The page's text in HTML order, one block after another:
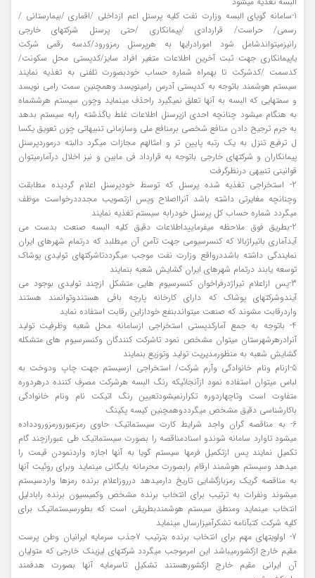
1-سامانه گویای البسه وزارت نفت کلیه پرسنل اعم ازداخلی /اقماری /بیمارستانی /
رسمی/ حراست/ قراردادی /پیمانکاری /حتی پرسنل شرکتهای خارجی
رانیزمیتواندشامل شود امورادرایها به هرپرسنل رمزورود/کدسه رقمی شرکت
یاپیمانکاری جهت ثبت آخرین اطلاعات متغیر افراد سایز/کدپستی محل سکونت/
کدسمت /کدشرکت تا بهمراه شماره حساب خودبصورت تلفنی به تغذیه نمایند
سیستم هوشمند باتوجه به کدپستی آدرس رامینویسد وهمچنین سمت رامی نویسد
و سمتهایی که البسه به آنها تعلق نمیگیرد راحذف مینماید وچون سیستم هرششماه
به هنگام میشود چنانچه احدی ازپرسنل اطلاعات غلط یاگذشته رابه سیستم بدهد
به جرم ترجیح دادن منافع شخصی برمنافع ملی وسازمانی تنبیهاتی چون تعویق یکسا
ل ترفیع تنزل به یک رتبه پایین تر و امثالهم مجازات میگرد دالبته درموردپرسنل
پیمانکاران و شرکتهای خارجی باتوجه به قرارداد فی مابین و نیز اخلال درآمارمیتوان
قوانینی تنبیهی درنظرگرفت
2- استخراجی تغذیه شده پرسنل که توسط خودپرسنل اعلام گردیده مطابقت
وچنانچه مغایرتی داشته باشد آنرااصلاح وپس ازتصویب مجدددرخواست موظف
میگردد شماره حساب کل پرسنل خودرابه سیستم تغذیه نمایند
2-بطریق فوق ملاحظه میفرماییداطلاعات دقیق کلیه البسه صنعت بدست می
آیدآماری باتیراژبالا که کنسرسیومی جهت تآمن آن میطلبد که درتمام شهرهای ایران
نمایندگی داشته باشددرواقع وزارت نفت موجب میگرددتاشرکتهای تولیدی پوشاک
توسعه یابند درتمام شهرهای ایران گشایش شعبه بنمایند
3-پس ازاعلام تیراژدرفراخوان کنسرسیوم هایی متشکل ازچند تولیدی بوجود می
آیندوشرکتهای پوشاک که دارای کارخانه پارچه بافی هستندوتوانمند هستند
واردرقابت مشوند که صنعت میتواندبنفع خودازاین رقابت استفاده نماید
4- باتوجه به جمع آمارکدپستی استخراجی ازسامانه محل شعبه وظرفیت تولید
آنرادرهرشهرستان میتوان مشخص نمود تاشرکت کنندگان وکنسرسیوم های متشکله
گشایش شعبه به منظورمدیریت تولید وتوزیع بنمایند
5-ازنام ونام خانوادگی وآرم شرکت/ استخراجی ازسیستم جهت چاپ ودوخت به
لباس میتوان استفاده نمود ازآنجائیکه رنگ البسه هرشرکت مصرف کننده درهردوره
متفاوت است وتاچهاردوره تکرارنمیشودتعیین رنگ اتیکت نام ونام خانوادگی
باکارشناسی دقیق مشخص میگرددوهمچنین کیسه پکینگ
6- به مناقصه گران واجد شرایط کارت سیستماتیک حاوی رمزعبورورمزورودداده
میشود تاوارد سامانه شوندو اسنادمناقصه را بصورت سیستماتیک طی عبورازچند گام
تکمیل نمایند پس ازتکمیل فرمها سیستم گویا به آنها اجازه واردنمودن قیمت را
میدهد وسیستم هوشمند ارقام رابصورت محرمانه بایگانی مینماید وبرای روئیت آنها
به مناقصه گریک رمزبازگشایی تاریخ دارمیدهد درروزاعلام برنده رمزها واردسیستم
میشوند ونفرات به ترتیب برای انتخاب برنده مشخص وکمیسیون برنده رابادلیل
انتخاب مینماید ومنطق سیستم هوشمندبطریقی است که بطورسیستماتیک برای
کلیه شرکت کتبآنامه تشکرآمیزارسال مینماید
7- اولویتهای مهم برای انتخاب برنده بترتیب 7جذب سرمایه ایرانیان وطن پرست
مقیم خارج ازکشورمیباشد این امرموجب میگردد شرکتهای لیزینک خارجی که متولیان
آن ایرانی مقیم خارج ازکشورهستند تشکیل تاسرمایه آنها بصورت هدفمند